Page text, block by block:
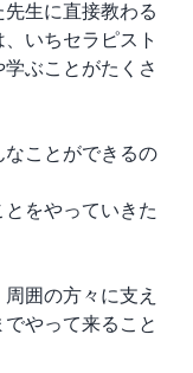
生に直接教わる
いちセラピスト
ぶことがたくさ
ことができるの
をやっていきた
囲の方々に支え
やって来ること